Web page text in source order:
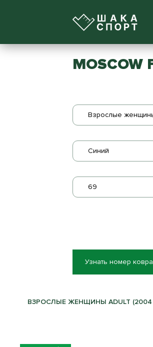
MOSCOW
Взрослые женщины
Синий
69
Узнать номер
ВЗРОСЛЫЕ ЖЕНЩИНЫ ADULT (2004